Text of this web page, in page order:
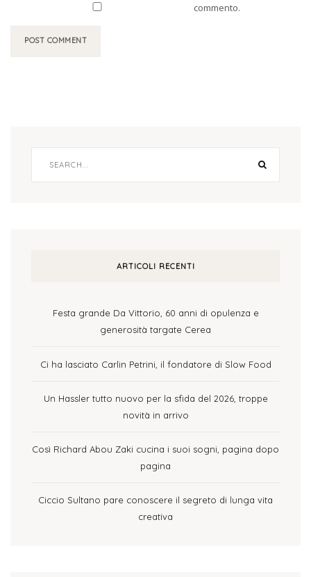
commento.
ARTICOLI RECENTI
Festa grande Da Vittorio, 60 anni di opulenza e
generosità targate Cerea
Ci ha lasciato Carlin Petrini, il fondatore di Slow Food
Un Hassler tutto nuovo per la sfida del 2026, troppe
novità in arrivo
Così Richard Abou Zaki cucina i suoi sogni, pagina dopo
pagina
Ciccio Sultano pare conoscere il segreto di lunga vita
creativa